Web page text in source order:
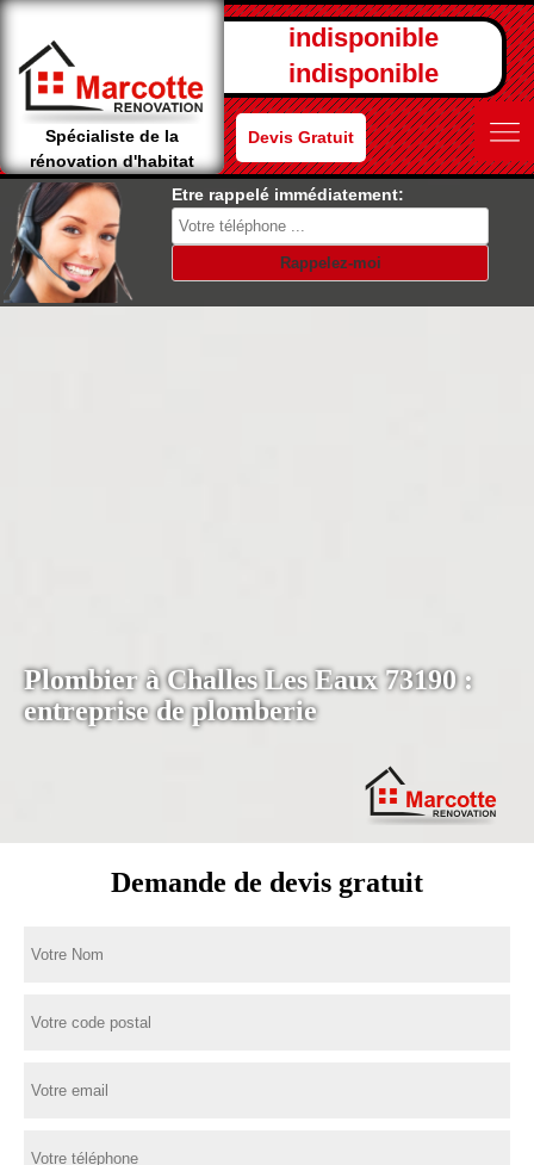
Spécialiste de la
rénovation d'habitat
indisponible
indisponible
Devis Gratuit
Etre rappelé immédiatement:
Plombier à Challes Les Eaux 73190 :
entreprise de plomberie
Demande de devis gratuit